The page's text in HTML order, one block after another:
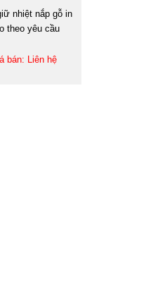
nhiệt nắp gỗ in
theo yêu cầu
bán: Liên hệ